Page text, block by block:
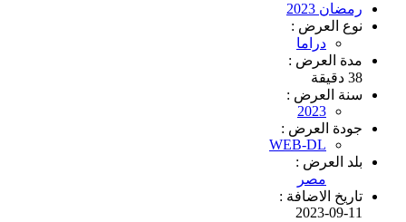
رمضان 2023
نوع العرض :
دراما
مدة العرض :
38 دقيقة
سنة العرض :
2023
جودة العرض :
WEB-DL
بلد العرض :
مصر
تاريخ الاضافة :
2023-09-11